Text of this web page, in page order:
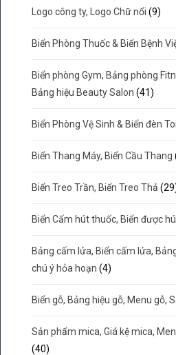
Logo công ty, Logo Chữ nổi (9)
Biển Phòng Thuốc & Biển Bệnh
Biển phòng Gym, Bảng phòng
Bảng hiệu Beauty Salon (41)
Biển Phòng Vệ Sinh & Biển đèn
Biển Thang Máy, Biển Cầu Thang
Biển Treo Trần, Biển Treo Thả
Biển Cấm hút thuốc, Biển được
Bảng cấm lửa, Biển cấm lửa,
chú ý hỏa hoạn (4)
Biển gỗ, Bảng hiệu gỗ, Menu gỗ,
Sản phẩm mica, Giá kệ mica,
(40)